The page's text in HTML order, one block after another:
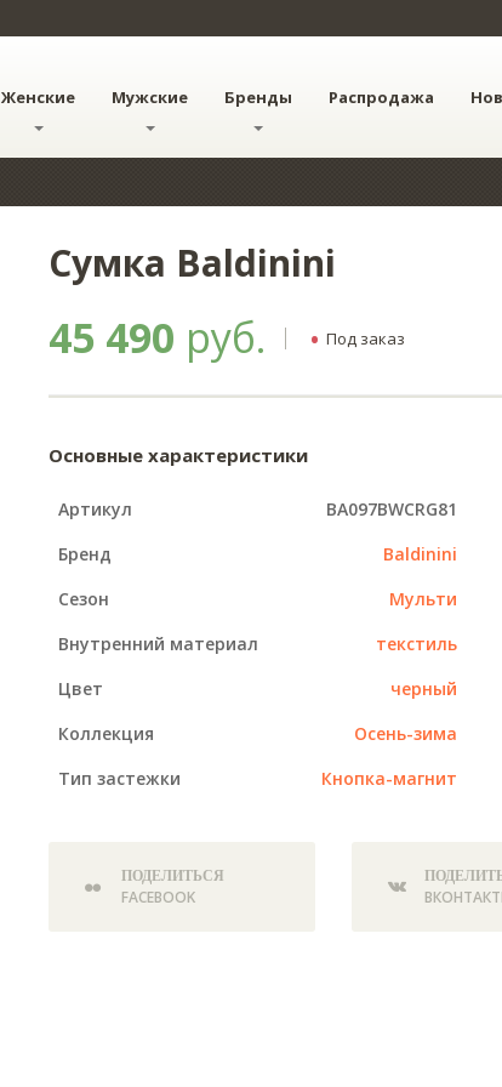
Женские Мужские Бренды Распродажа
Сумка Baldinini
45 490 руб. • Под заказ
Основные характеристики
Артикул
BA097BWCRG81
Бренд
Baldinini
Сезон
Мульти
Внутренний материал
текстиль
Цвет
черный
Коллекция
Осень-зима
Тип застежки
Кнопка-магнит
ПОДЕЛИТЬСЯ
FACEBOOK